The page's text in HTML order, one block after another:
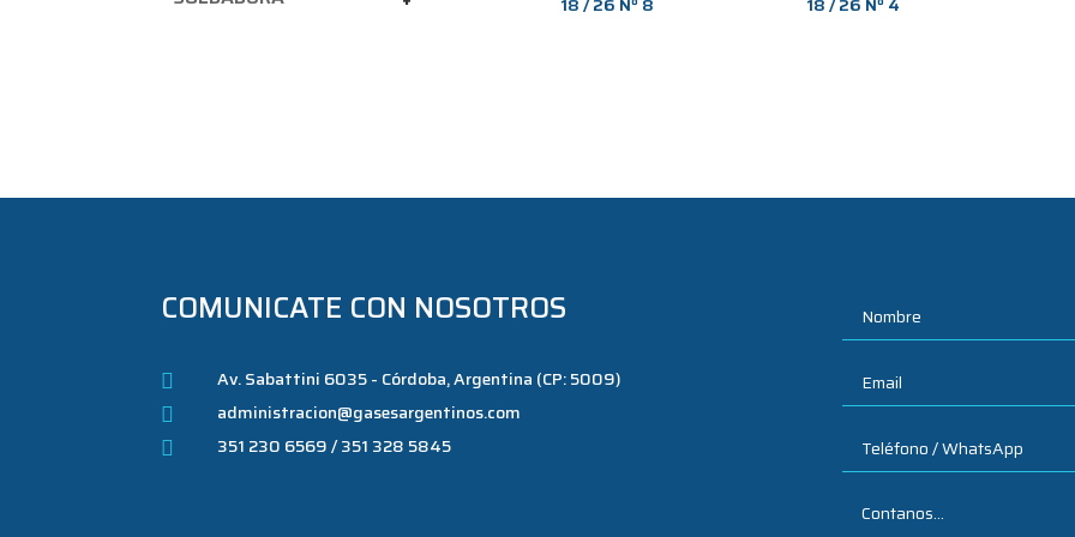
COMUNICATE CON NOSOTROS
 Av. Sabattini 6035 - Córdoba, Argentina (CP: 5009)
 administracion@gasesargentinos.com
 351 230 6569 / 351 328 5845